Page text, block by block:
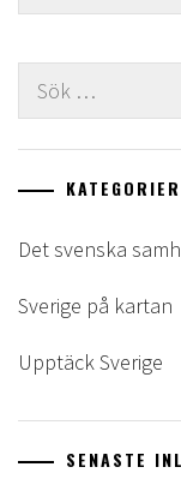
Sök
KATEGORIER
Det svenska
Sverige på kartan
Upptäck Sverige
SENASTE